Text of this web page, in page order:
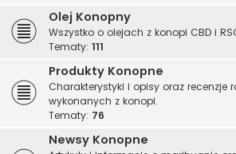
Olej Konopny
Wszystko o olejach z konopi CBD i
Tematy: 111
Produkty Konopne
Charakterystyki i opisy oraz recenzje
wykonanych z konopi.
Tematy: 76
Newsy Konopne